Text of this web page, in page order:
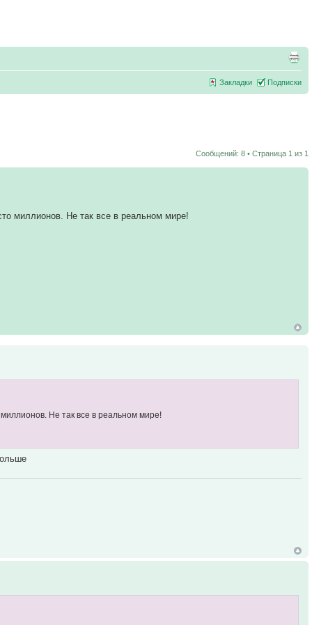
Закладки Подписки
Сообщений: 8 • Страница 1 из 1
миллионов. Не так все в реальном мире!
Не так все в реальном мире!